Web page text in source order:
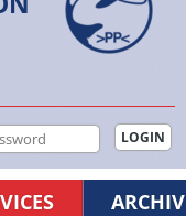
ARCHIV